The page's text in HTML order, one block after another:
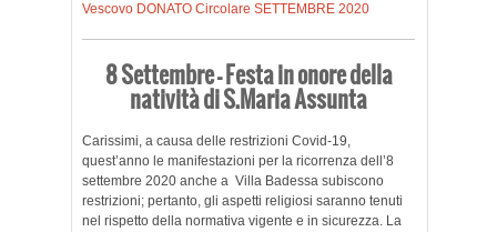
Vescovo DONATO Circolare SETTEMBRE 2020
8 Settembre – Festa in onore della
natività di S.Maria Assunta
Carissimi, a causa delle restrizioni Covid-19,
quest’anno le manifestazioni per la ricorrenza dell’8
settembre 2020 anche a Villa Badessa subiscono
restrizioni; pertanto, gli aspetti religiosi saranno tenuti
nel rispetto della normativa vigente e in sicurezza. La